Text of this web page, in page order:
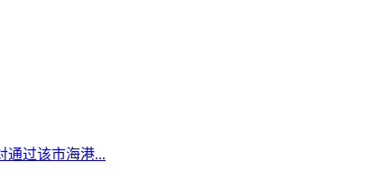
通过该市海港...